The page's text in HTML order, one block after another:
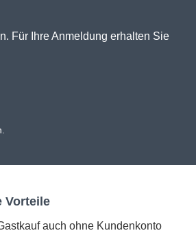
Für Ihre Anmeldung erhalten Sie
Vorteile
auch ohne Kundenkonto